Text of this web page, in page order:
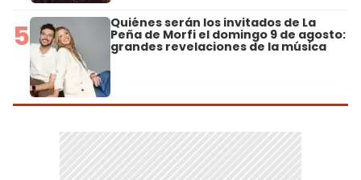
5 Quiénes serán los invitados de La
Peña de Morfi el domingo 9 de agosto:
grandes revelaciones de la música